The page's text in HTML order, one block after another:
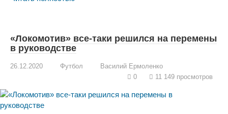
«Локомотив» все-таки решился на перемены
в руководстве
26.12.2020 Футбол
Василий Ермоленко
0
11 149 просмотров